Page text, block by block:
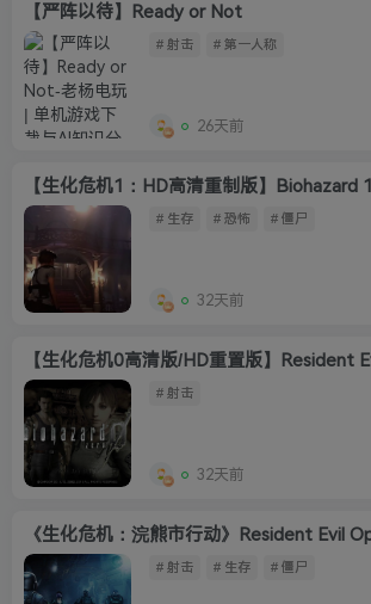
【严阵以待】Ready or Not
# 射击 # 第一人称
26天前
【生化危机1：HD高清重制版】Biohazard
# 生存 # 恐怖 # 僵尸
32天前
# 射击
32天前
# 射击 # 生存 # 僵尸